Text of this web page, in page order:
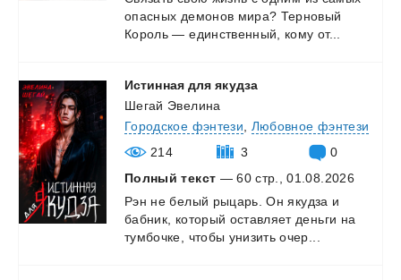
опасных демонов мира? Терновый
Король — единственный, кому от...
Истинная для якудза
Шегай Эвелина
Городское фэнтези
Любовное фэнтези
214
3
0
Полный текст — 60 стр., 01.08.2026
Рэн не белый рыцарь. Он якудза и
бабник,
который оставляет деньги на
тумбочке,
чтобы унизить очер...